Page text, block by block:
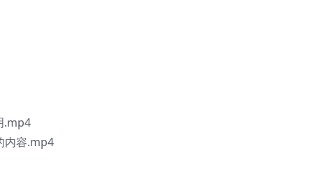
.mp4
内容.mp4